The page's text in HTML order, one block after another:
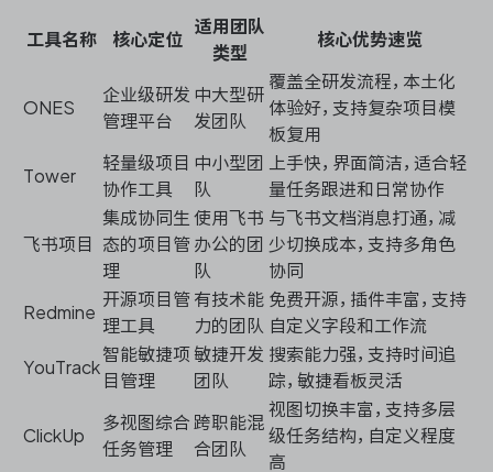
工具名称 核心定位
适用团队
类型
核心优势速览
ONES
企业级研发
管理平台
中大型研
发团队
覆盖全研发流程，本土化
体验好，支持复杂项目模
板复用
Tower
轻量级项目
协作工具
中小型团
队
上手快，界面简洁，适合轻
量任务跟进和日常协作
飞书项目
集成协同生
态的项目管
理
使用飞书
办公的团
队
与飞书文档消息打通，减
少切换成本，支持多角色
协同
Redmine
开源项目管
理工具
有技术能
力的团队
免费开源，插件丰富，支持
自定义字段和工作流
YouTrack
智能敏捷项
目管理
敏捷开发
团队
搜索能力强，支持时间追
踪，敏捷看板灵活
ClickUp
多视图综合
任务管理
跨职能混
合团队
视图切换丰富，支持多层
级任务结构，自定义程度
高